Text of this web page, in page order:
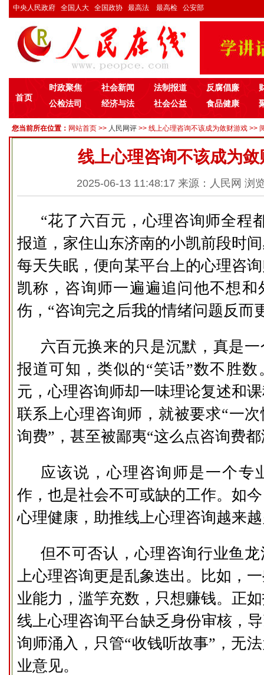
中央人民政府 全国人大 全国政协 最高法 最高检 公安部
首页
时政聚焦 社会新闻 法制报道 反腐倡廉
公检法司
经济与法 社会公益 食品健康
您当前所在位置： 网站首页 >> 人民网评 >> 线上心理咨询不该成为敛财游戏 >>
线上心理咨询不该成为敛
2025-06-13 11:48:17 来源：人民网 浏
“花了六百元，心理咨询师全程
报道，家住山东济南的小凯前段时
每天失眠，便向某平台上的心理咨
凯称，咨询师一遍遍追问他不想和
伤，“咨询完之后我的情绪问题反而
六百元换来的只是沉默，真是
报道可知，类似的“笑话”数不胜数
元，心理咨询师却一味理论复述和
联系上心理咨询师，就被要求“一次
询费”，甚至被鄙夷“这么点咨询费
应该说，心理咨询师是一个专
作，也是社会不可或缺的工作。如
心理健康，助推线上心理咨询越来
但不可否认，心理咨询行业鱼
上心理咨询更是乱象迭出。比如，
业能力，滥竽充数，只想赚钱。正
线上心理咨询平台缺乏身份审核，
询师涌入，只管“收钱听故事”，无
业意见。